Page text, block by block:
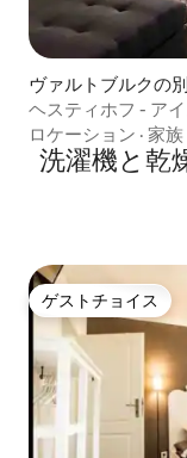
ヴァルトブルクの
ヘスティホフ - ア
ロケーション · 家族
洗濯機と乾
ゲストチョイス
ゲストチョイス